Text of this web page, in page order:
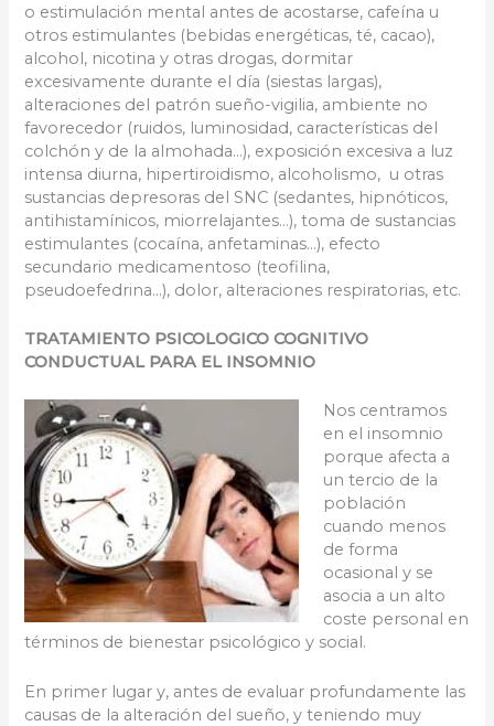
o estimulación mental antes de acostarse, cafeína u
otros estimulantes (bebidas energéticas, té, cacao),
alcohol, nicotina y otras drogas, dormitar
excesivamente durante el día (siestas largas),
alteraciones del patrón sueño-vigilia, ambiente no
favorecedor (ruidos, luminosidad, características del
colchón y de la almohada…), exposición excesiva a luz
intensa diurna, hipertiroidismo, alcoholismo, u otras
sustancias depresoras del SNC (sedantes, hipnóticos,
antihistamínicos, miorrelajantes…), toma de sustancias
estimulantes (cocaína, anfetaminas…), efecto
secundario medicamentoso (teofilina,
pseudoefedrina…), dolor, alteraciones respiratorias, etc.
TRATAMIENTO PSICOLOGICO COGNITIVO
CONDUCTUAL PARA EL INSOMNIO
Nos centramos
en el insomnio
porque afecta a
un tercio de la
población
cuando menos
de forma
ocasional y se
asocia a un alto
coste personal en
términos de bienestar psicológico y social.
En primer lugar y, antes de evaluar profundamente las
causas de la alteración del sueño, y teniendo muy